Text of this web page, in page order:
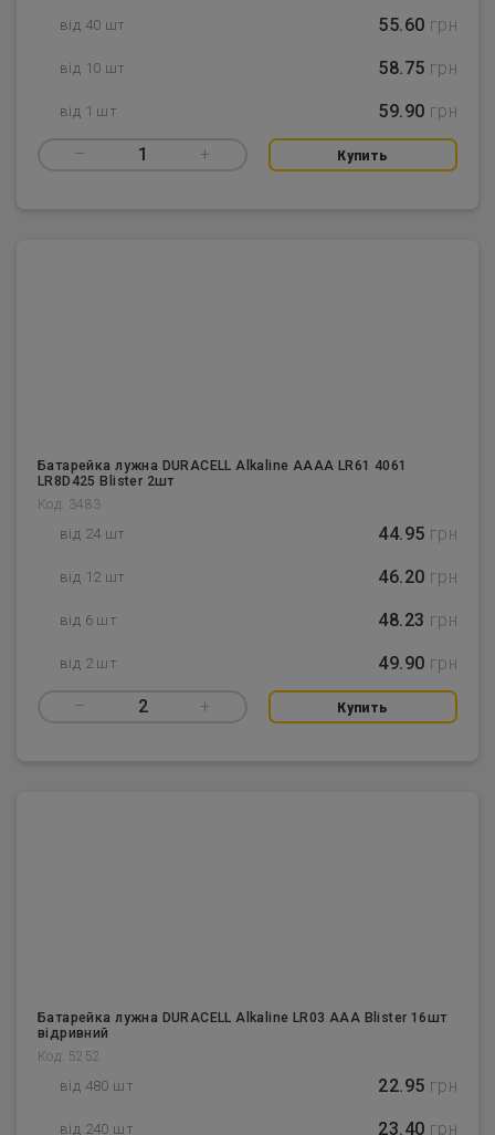
від 40 шт 55.60 грн
від 10 шт 58.75 грн
від 1 шт 59.90 грн
– 1 + Купить
Батарейка лужна DURACELL Alkaline AAAA LR61 4061
LR8D425 Blister 2шт
Код: 3483
від 24 шт 44.95 грн
від 12 шт 46.20 грн
від 6 шт 48.23 грн
від 2 шт 49.90 грн
– 2 + Купить
Батарейка лужна DURACELL Alkaline LR03 AAA Blister 16шт
відривний
Код: 5252
від 480 шт 22.95 грн
від 240 шт 23.40 грн